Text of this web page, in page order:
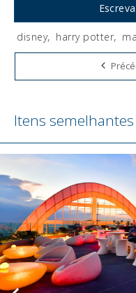
Tags:
disney, harry potter,
Itens semelhantes